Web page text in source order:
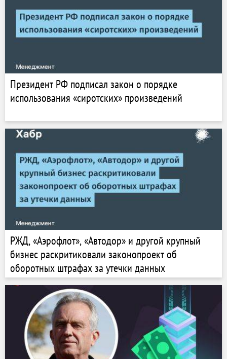
Президент РФ подписал закон о порядке
использования «сиротских» произведений
РЖД, «Аэрофлот», «Автодор» и другой крупный
бизнес раскритиковали законопроект об
оборотных штрафах за утечки данных